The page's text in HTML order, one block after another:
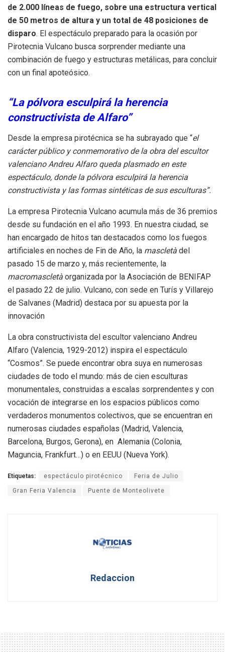
de 2.000 líneas de fuego, sobre una estructura vertical
de 50 metros de altura y un total de 48 posiciones de
disparo. El espectáculo preparado para la ocasión por
Pirotecnia Vulcano busca sorprender mediante una
combinación de fuego y estructuras metálicas, para concluir
con un final apoteósico.
“La pólvora esculpirá la herencia
constructivista de Alfaro”
Desde la empresa pirotécnica se ha subrayado que “el
carácter público y conmemorativo de la obra del escultor
valenciano Andreu Alfaro queda plasmado en este
espectáculo, donde la pólvora esculpirá la herencia
constructivista y las formas sintéticas de sus esculturas”.
La empresa Pirotecnia Vulcano acumula más de 36 premios
desde su fundación en el año 1993. En nuestra ciudad, se
han encargado de hitos tan destacados como los fuegos
artificiales en noches de Fin de Año, la mascletà del
pasado 15 de marzo y, más recientemente, la
macromascletà organizada por la Asociación de BENIFAP
el pasado 22 de julio. Vulcano, con sede en Turís y Villarejo
de Salvanes (Madrid) destaca por su apuesta por la
innovación
La obra constructivista del escultor valenciano Andreu
Alfaro (Valencia, 1929-2012) inspira el espectáculo
“Cosmos”. Se puede encontrar obra suya en numerosas
ciudades de todo el mundo: más de cien esculturas
monumentales, construidas a escalas sorprendentes y con
vocación de integrarse en los espacios públicos como
verdaderos monumentos colectivos, que se encuentran en
numerosas ciudades españolas (Madrid, Valencia,
Barcelona, Burgos, Gerona), en Alemania (Colonia,
Maguncia, Frankfurt…) o en EEUU (Nueva York).
Etiquetas: espectáculo pirotécnico Feria de Julio
Gran Feria Valencia Puente de Monteolivete
Redaccion